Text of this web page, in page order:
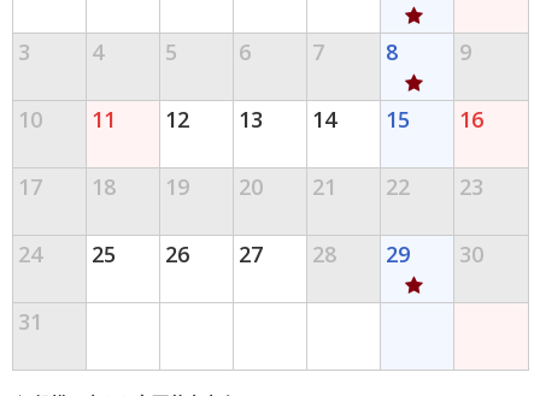
3 4 5 6 7 8 9
10 11 12 13 14 15 16
17 18 19 20 21 22 23
24 25 26 27 28 29 30
31